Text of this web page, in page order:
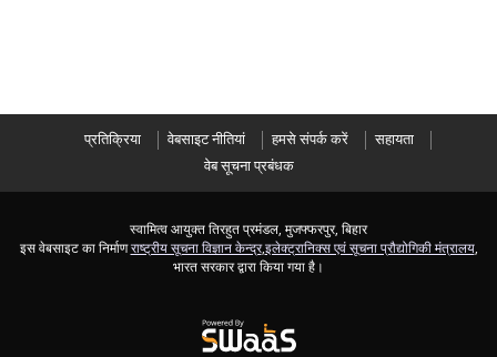
प्रतिक्रिया वेबसाइट नीतियां हमसे संपर्क करें
सहायता
वेब सूचना प्रबंधक
स्वामित्व आयुक्त तिरहुत प्रमंडल, मुजफ्फरपुर, बिहार
इस वेबसाइट का निर्माणराष्ट्रीय सूचना विज्ञान केन्द्र,इलेक्ट्रानिक्स एवं सूचना प्रौद्योगिकी मंत्रालय,
भारत सरकार द्वारा किया गया है।